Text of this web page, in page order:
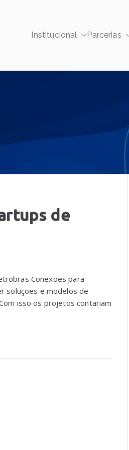
Institucional Parcerias
de
Conexões para
soluções e modelos de
isso os projetos contariam